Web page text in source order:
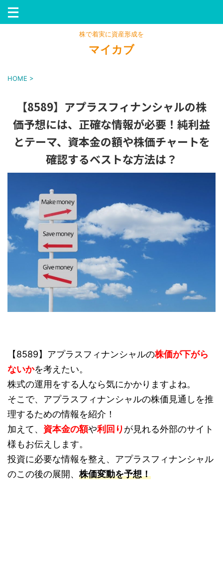
株で着実に資産形成を
マイカブ
HOME >
【8589】アプラスフィナンシャルの株
価予想には、正確な情報が必要！純利益
とテーマ、資本金の額や株価チャートを
確認するベストな方法は？
【8589】アプラスフィナンシャルの株価が下がら
ないかを考えたい。
株式の運用をする人なら気にかかりますよね。
そこで、アプラスフィナンシャルの株価見通しを推
理するための情報を紹介！
加えて、 資本金の額や利回りが見れる外部のサイト
様もお伝えします。
投資に必要な情報を整え、アプラスフィナンシャル
のこの後の展開、株価変動を予想！